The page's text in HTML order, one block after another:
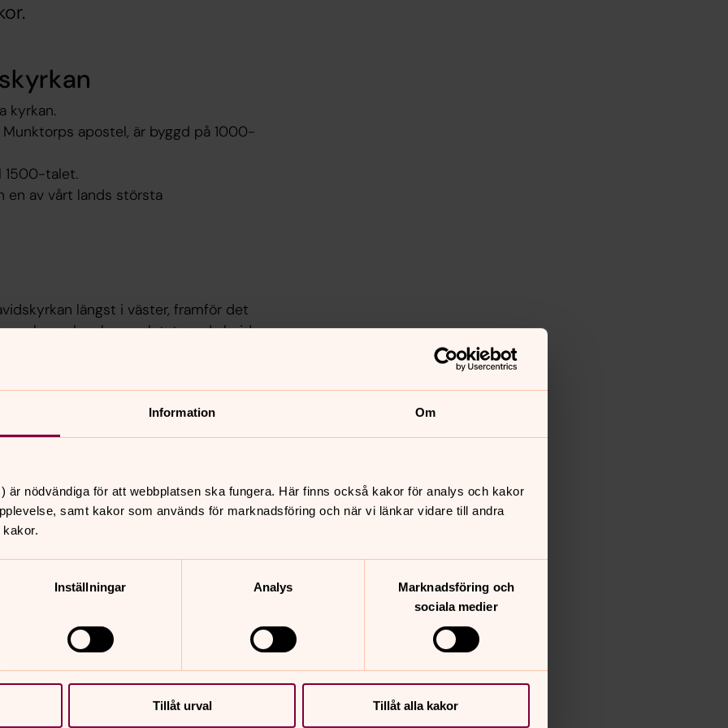
Information Om
är nödvändiga för att webbplatsen ska fungera. Här finns också kakor för analys och kakor
samt kakor som används för marknadsföring och när vi länkar vidare till andra
Inställningar Analys
Marknadsföring och
sociala medier
Tillåt urval Tillåt alla kakor
kyrkan.
apostel, är byggd på 1000-
1500-talet.
en av vårt lands största
längst i väster, framför det
och smalare kor, avslutat med absid.
sk Östtornsgrupp av kyrkor
stort i förhållande till
i brons, en unik medeltida sydport i
ambo - en textläsningsplats inbyggd
konstnären Dolf Mayern.S